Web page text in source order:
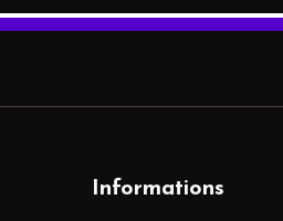
Informations